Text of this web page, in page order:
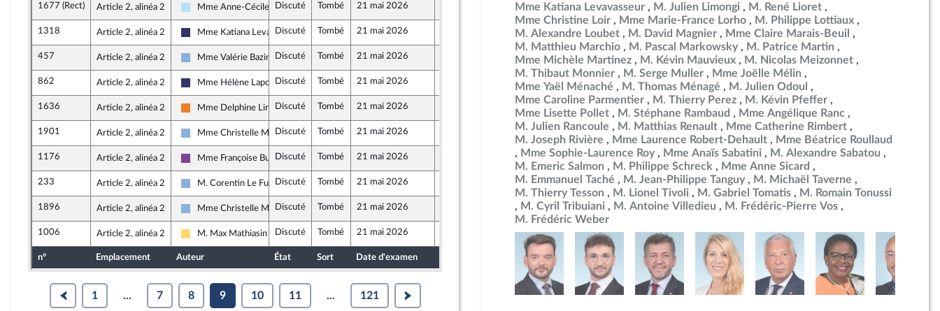
1677 (Rect) Article 2, alinéa 2
Horizons & Indépendants
Mme Anne-Cécile Violland
Discuté Tombé 21 mai 2026
1318 Article 2, alinéa 2
Rassemblement National
Mme Katiana Levavasseur
Discuté Tombé 21 mai 2026
457 Article 2, alinéa 2
Droite Républicaine
Mme Valérie Bazin-Malgras
Discuté Tombé 21 mai 2026
862 Article 2, alinéa 2
Rassemblement National
Mme Hélène LaporteDiscuté Tombé 21 mai 2026
1636 Article 2, alinéa 2
Les Démocrates
Mme Delphine Lingemann
Discuté Tombé 21 mai 2026
1901 Article 2, alinéa 2
Droite Républicaine
Mme Christelle MinardDiscuté Tombé 21 mai 2026
1176 Article 2, alinéa 2
Ensemble pour la République
Mme Françoise BuffetDiscuté Tombé 21 mai 2026
233 Article 2, alinéa 2
Droite Républicaine
M. Corentin Le Fur Discuté Tombé 21 mai 2026
1896 Article 2, alinéa 2
Droite Républicaine
Mme Christelle MinardDiscuté Tombé 21 mai 2026
1006 Article 2, alinéa 2
Libertés, Indépendants, Outre-mer et Territoires
M. Max Mathiasin Discuté Tombé 21 mai 2026
n° Emplacement Auteur État Sort Date d'examen
1 ... 7 8 9 10 11 ... 121
Mme Katiana Levavasseur
M. Julien Limongi
M. René Lioret
Mme Christine Loir
Mme Marie-France Lorho
M. Philippe Lottiaux
M. Alexandre Loubet
M. David Magnier
Mme Claire Marais-Beuil
M. Matthieu Marchio
M. Pascal Markowsky
M. Patrice Martin
Mme Michèle Martinez
M. Kévin Mauvieux
M. Nicolas Meizonnet
M. Thibaut Monnier
M. Serge Muller
Mme Joëlle Mélin
Mme Yaël Ménaché
M. Thomas Ménagé
M. Julien Odoul
Mme Caroline Parmentier
M. Thierry Perez
M. Kévin Pfeffer
Mme Lisette Pollet
M. Stéphane Rambaud
Mme Angélique Ranc
M. Julien Rancoule
M. Matthias Renault
Mme Catherine Rimbert
M. Joseph Rivière
Mme Laurence Robert-Dehault
Mme Béatrice Roullaud
Mme Sophie-Laurence Roy
Mme Anaïs Sabatini
M. Alexandre Sabatou
M. Emeric Salmon
M. Philippe Schreck
Mme Anne Sicard
M. Emmanuel Taché
M. Jean-Philippe Tanguy
M. Michaël Taverne
M. Thierry Tesson
M. Lionel Tivoli M. Gabriel Tomatis
M. Romain Tonussi
M. Cyril Tribuiani
M. Antoine Villedieu
M. Frédéric-Pierre Vos
M. Frédéric Weber